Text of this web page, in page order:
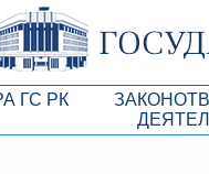
ГС РК